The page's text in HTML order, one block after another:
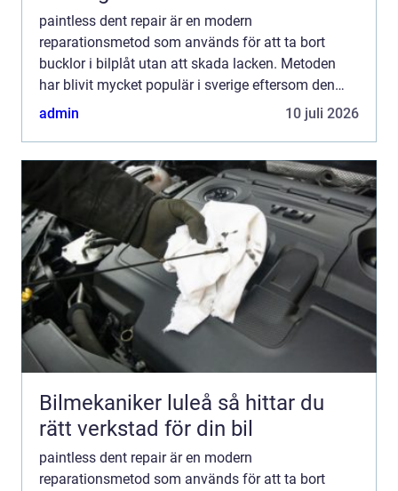
paintless dent repair är en modern
reparationsmetod som används för att ta bort
bucklor i bilplåt utan att skada lacken. Metoden
har blivit mycket populär i sverige eftersom den
kombinerar hantverksskicklighet, hög precision och
admin 10 juli 2026
Bilmekaniker luleå så hittar du
rätt verkstad för din bil
paintless dent repair är en modern
reparationsmetod som används för att ta bort